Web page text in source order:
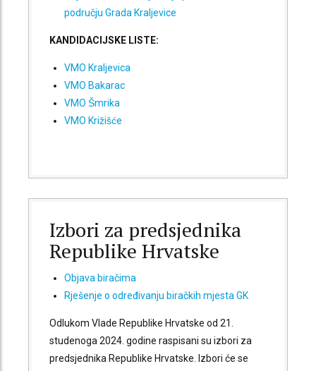
području Grada Kraljevice
KANDIDACIJSKE LISTE:
VMO Kraljevica
VMO Bakarac
VMO Šmrika
VMO Križišće
Izbori za predsjednika
Republike Hrvatske
Objava biračima
Rješenje o određivanju biračkih mjesta GK
Odlukom Vlade Republike Hrvatske od 21.
studenoga 2024. godine raspisani su izbori za
predsjednika Republike Hrvatske. Izbori će se